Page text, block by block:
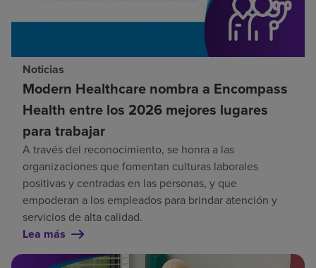
Noticias
Modern Healthcare nombra a Encompass
Health entre los 2026 mejores lugares
para trabajar
A través del reconocimiento, se honra a las
organizaciones que fomentan culturas laborales
positivas y centradas en las personas, y que
empoderan a los empleados para brindar atención y
servicios de alta calidad.
Lea más